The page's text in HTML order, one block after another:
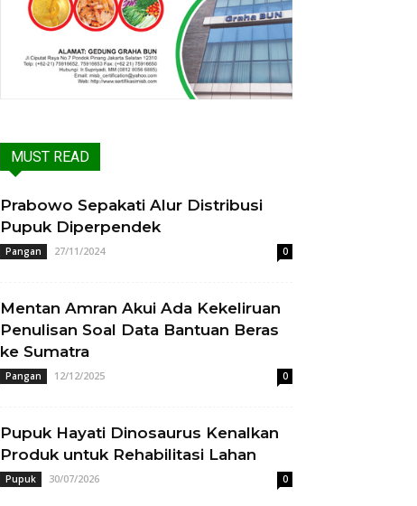
MUST READ
Prabowo Sepakati Alur Distribusi
Pupuk Diperpendek
Pangan 27/11/2024 0
Mentan Amran Akui Ada Kekeliruan
Penulisan Soal Data Bantuan Beras
ke Sumatra
Pangan 12/12/2025 0
Pupuk Hayati Dinosaurus Kenalkan
Produk untuk Rehabilitasi Lahan
Pupuk 30/07/2026 0